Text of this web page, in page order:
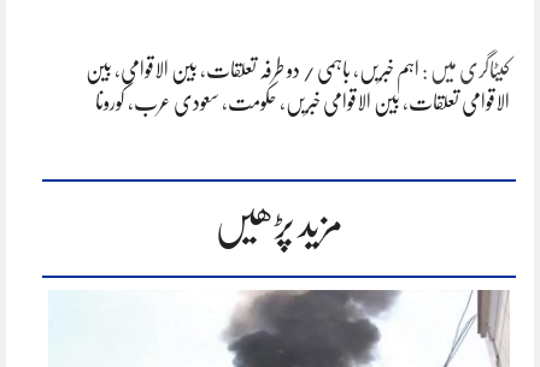
کیٹاگری میں : اہم خبریں، باہمی / دو طرفہ تعلقات، بین الاقوامی، بین
الاقوامی تعلقات، بین الاقوامی خبریں، حکومت، سعودی عرب، کورونا
مزید پڑھیں